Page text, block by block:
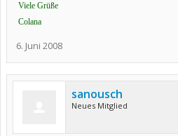
Viele Grüße
Colana
6. Juni 2008
sanousch
Neues Mitglied